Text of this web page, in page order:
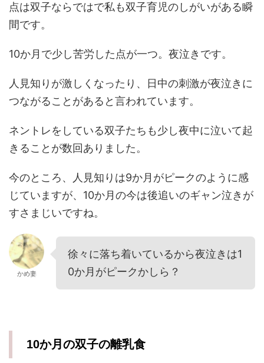
点は双子ならではで私も双子育児のしがいがある瞬
間です。
10か月で少し苦労した点が一つ。夜泣きです。
人見知りが激しくなったり、日中の刺激が夜泣きに
つながることがあると言われています。
ネントレをしている双子たちも少し夜中に泣いて起
きることが数回ありました。
今のところ、人見知りは9か月がピークのように感
じていますが、10か月の今は後追いのギャン泣きが
すさまじいですね。
かめ妻
徐々に落ち着いているから夜泣きは1
0か月がピークかしら？
10か月の双子の離乳食